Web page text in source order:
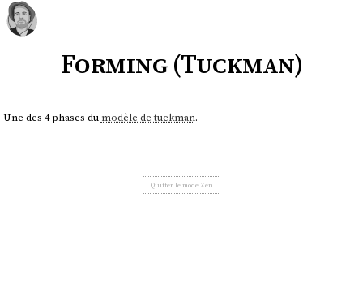
Forming (Tuckman)
Une des 4 phases du modèle de tuckman.
Quitter le mode Zen